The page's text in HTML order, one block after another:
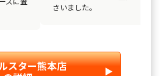
さいました。
スター熊本店 ▶︎